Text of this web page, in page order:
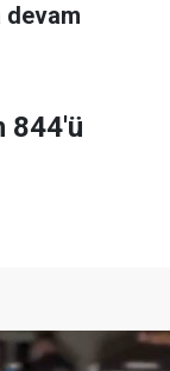
devam
844'ü